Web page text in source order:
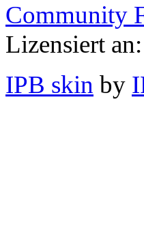
Community
Lizensiert
IPB skin by